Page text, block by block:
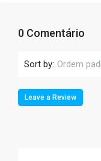
0 Comentário
Sort by: Ordem
Leave a Review